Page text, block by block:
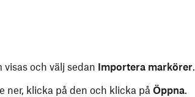
och välj sedan Importera markörer.
ner, klicka på den och klicka på Öppna.